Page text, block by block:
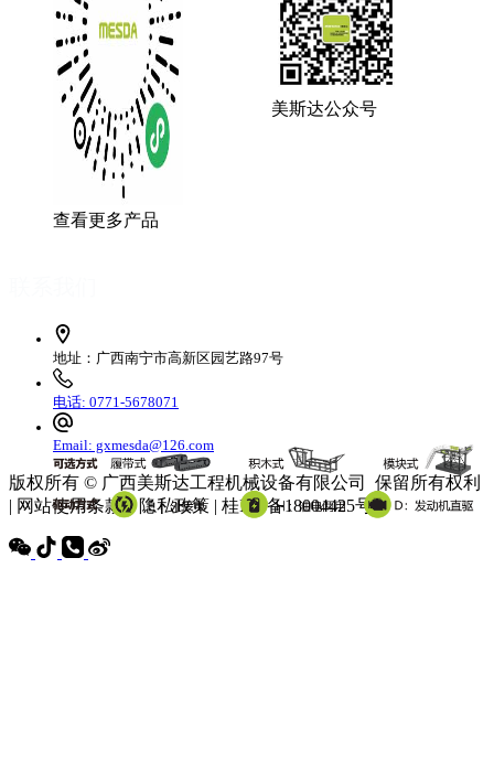
查看更多产品
美斯达公众号
地址：广西南宁市高新区园艺路97号
电话: 0771-5678071
Email: gxmesda@126.com
版权所有 © 广西美斯达工程机械设备有限公司 保留所有权利
| 网站使用条款 | 隐私政策 | 桂ICP备18004425号-3